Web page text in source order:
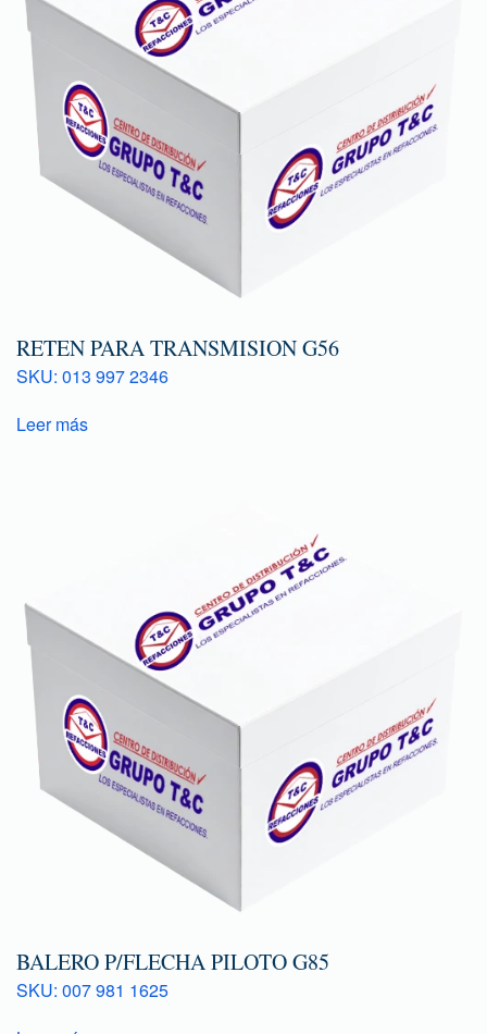
RETEN PARA TRANSMISION G56
SKU: 013 997 2346
Leer más
BALERO P/FLECHA PILOTO G85
SKU: 007 981 1625